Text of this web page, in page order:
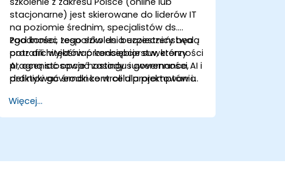
stacjonarne) jest skierowane do liderów IT
na poziomie średnim, specjalistów ds.
zgodności, zespołów ds. bezpieczeństwa
oraz architektów przedsiębiorstw, którzy
pragną stosować zasady suwerenności AI i
praktyki governance w celu projektowania
spełniających wymagania lokalizacyjne
oraz ograniczających zależność od
Pod koniec tego szkolenia uczestnicy będą
potrafili: wyjaśniać koncepcje suwerenności
AI, oceniać opcje hostingu i governance,
definiować środki kontroli dla promptów i
drogową wdrożeń.
Więcej...